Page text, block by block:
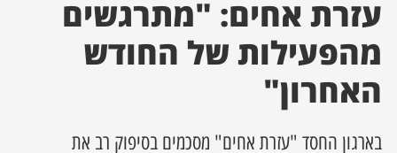
השבוע
עזרת אחים: "מתרגשים
מהפעילות של החודש
האחרון"
בארגון החסד "עזרת אחים" מסכמים בסיפוק רב את